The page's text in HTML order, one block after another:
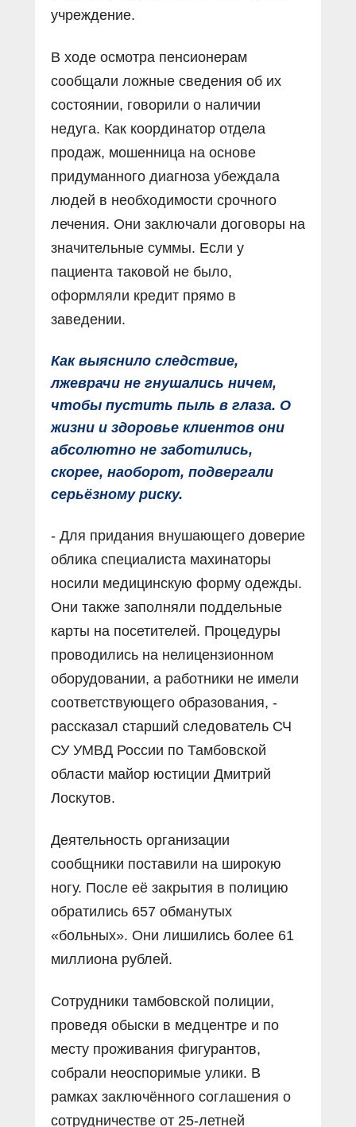
учреждение.
В ходе осмотра пенсионерам
сообщали ложные сведения об их
состоянии, говорили о наличии
недуга. Как координатор отдела
продаж, мошенница на основе
придуманного диагноза убеждала
людей в необходимости срочного
лечения. Они заключали договоры на
значительные суммы. Если у
пациента таковой не было,
оформляли кредит прямо в
заведении.
Как выяснило следствие,
лжеврачи не гнушались ничем,
чтобы пустить пыль в глаза. О
жизни и здоровье клиентов они
абсолютно не заботились,
скорее, наоборот, подвергали
серьёзному риску.
- Для придания внушающего доверие
облика специалиста махинаторы
носили медицинскую форму одежды.
Они также заполняли поддельные
карты на посетителей. Процедуры
проводились на нелицензионном
оборудовании, а работники не имели
соответствующего образования, -
рассказал старший следователь СЧ
СУ УМВД России по Тамбовской
области майор юстиции Дмитрий
Лоскутов.
Деятельность организации
сообщники поставили на широкую
ногу. После её закрытия в полицию
обратились 657 обманутых
«больных». Они лишились более 61
миллиона рублей.
Сотрудники тамбовской полиции,
проведя обыски в медцентре и по
месту проживания фигурантов,
собрали неоспоримые улики. В
рамках заключённого соглашения о
сотрудничестве от 25-летней